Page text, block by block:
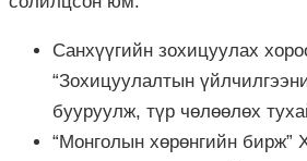
Санхүүгийн зохицуулах
“Зохицуулалтын
бууруулж, түр чөлөөлөх
“Монголын хөрөнгийн бирж”